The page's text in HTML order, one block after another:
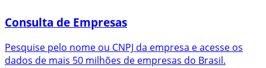
Consulta de Empresas
Pesquise pelo nome ou CNPJ da empresa e acesse os
dados de mais 50 milhões de empresas do Brasil.